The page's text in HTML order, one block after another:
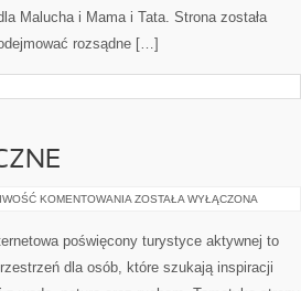
Malucha i Mama i Tata. Strona została
rozsądne […]
KOMENTOWANIA ŻEGLARSTWO
ZOSTAŁA WYŁĄCZONA
poświęcony turystyce aktywnej to
dla osób, które szukają inspiracji